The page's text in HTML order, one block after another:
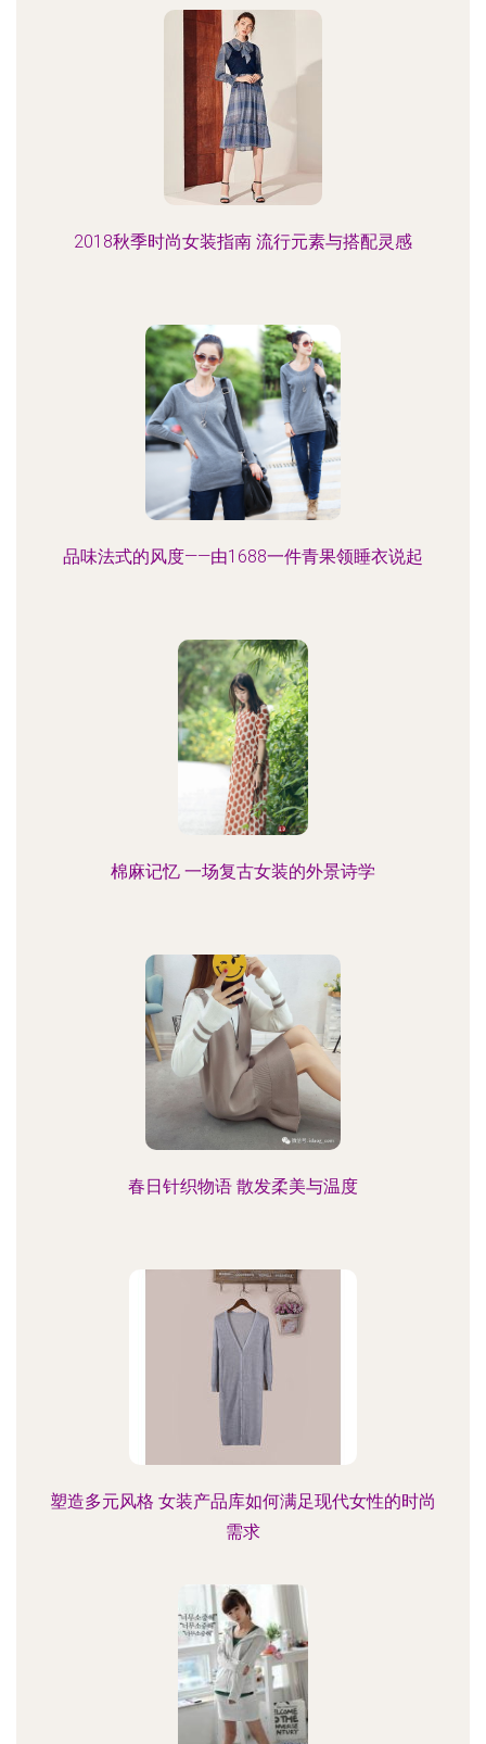
2018秋季时尚女装指南 流行元素与搭配灵感
品味法式的风度——由1688一件青果领睡衣说起
棉麻记忆 一场复古女装的外景诗学
春日针织物语 散发柔美与温度
塑造多元风格 女装产品库如何满足现代女性的时尚
需求